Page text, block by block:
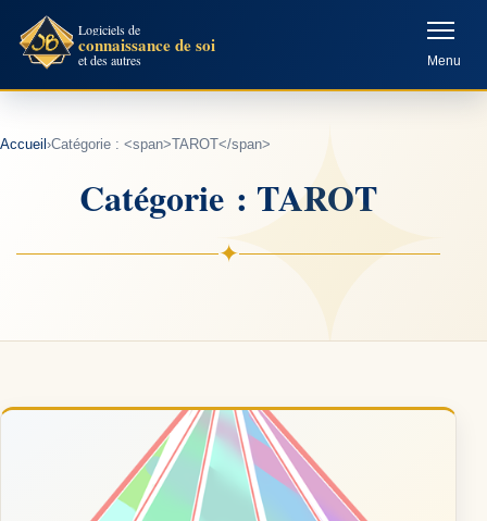
contenu
Logiciels de
connaissance de soi
et des autres Menu
Accueil ›Catégorie : <span>TAROT</span>
Catégorie : TAROT
✦